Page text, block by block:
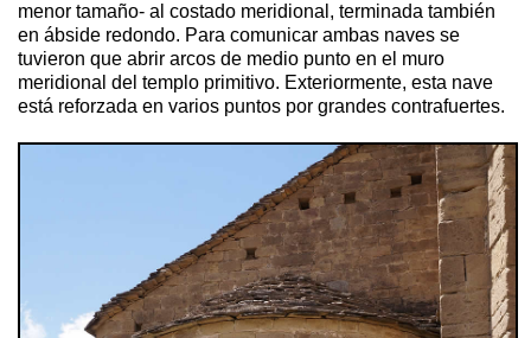
menor tamaño- al costado meridional, terminada también
en ábside redondo. Para comunicar ambas naves se
tuvieron que abrir arcos de medio punto en el muro
meridional del templo primitivo. Exteriormente, esta nave
está reforzada en varios puntos por grandes contrafuertes.